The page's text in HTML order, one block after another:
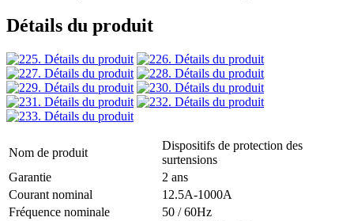
Détails du produit
Nom de produit
Dispositifs de protection des
surtensions
Garantie
2 ans
Courant nominal
12.5A-1000A
Fréquence nominale
50 / 60Hz